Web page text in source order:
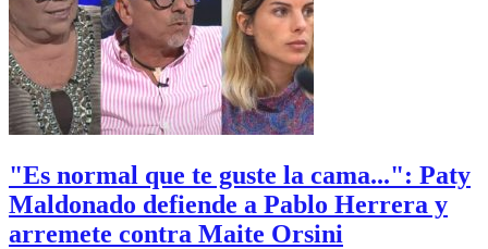
"Es normal que te guste la cama...": Paty
Maldonado defiende a Pablo Herrera y
arremete contra Maite Orsini